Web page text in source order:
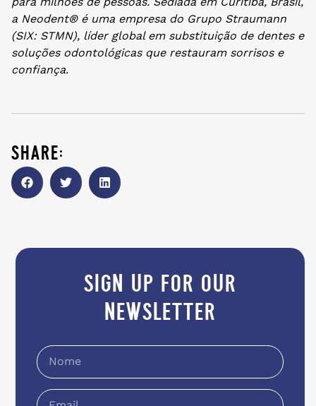
a Neodent®️ é uma empresa do Grupo Straumann
(SIX: STMN), líder global em substituição de dentes e
soluções odontológicas que restauram sorrisos e
confiança.
share:
sign up for our
newsletter